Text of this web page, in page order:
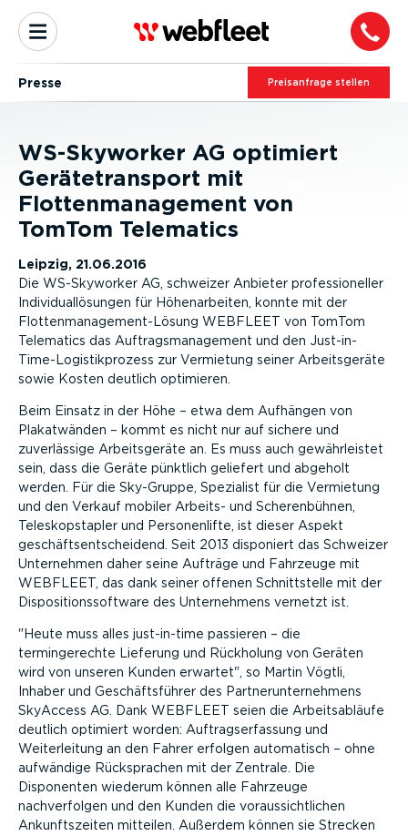
Presse Preis­an­frage stellen
WS-Skyworker AG optimiert
Gerätetransport mit
Flottenmanagement von
TomTom Telematics
Leipzig, 21.06.2016
Die WS-Skyworker AG, schweizer Anbieter professioneller
Individuallösungen für Höhenarbeiten, konnte mit der
Flottenmanagement-Lösung WEBFLEET von TomTom
Telematics das Auftragsmanagement und den Just-in-
Time-Logistikprozess zur Vermietung seiner Arbeitsgeräte
sowie Kosten deutlich optimieren.
Beim Einsatz in der Höhe – etwa dem Aufhängen von
Plakatwänden – kommt es nicht nur auf sichere und
zuverlässige Arbeitsgeräte an. Es muss auch gewährleistet
sein, dass die Geräte pünktlich geliefert und abgeholt
werden. Für die Sky-Gruppe, Spezialist für die Vermietung
und den Verkauf mobiler Arbeits- und Scherenbühnen,
Teleskopstapler und Personenlifte, ist dieser Aspekt
geschäftsentscheidend. Seit 2013 disponiert das Schweizer
Unternehmen daher seine Aufträge und Fahrzeuge mit
WEBFLEET, das dank seiner offenen Schnittstelle mit der
Dispositionssoftware des Unternehmens vernetzt ist.
Heute muss alles just-in-time passieren – die
termingerechte Lieferung und Rückholung von Geräten
wird von unseren Kunden erwartet
, so Martin Vögtli,
Inhaber und Geschäftsführer des Partnerunternehmens
SkyAccess AG. Dank WEBFLEET seien die Arbeitsabläufe
deutlich optimiert worden: Auftragserfassung und
Weiterleitung an den Fahrer erfolgen automatisch – ohne
aufwändige Rücksprachen mit der Zentrale. Die
Disponenten wiederum können alle Fahrzeuge
nachverfolgen und den Kunden die voraussichtlichen
Ankunftszeiten mitteilen. Außerdem können sie Strecken